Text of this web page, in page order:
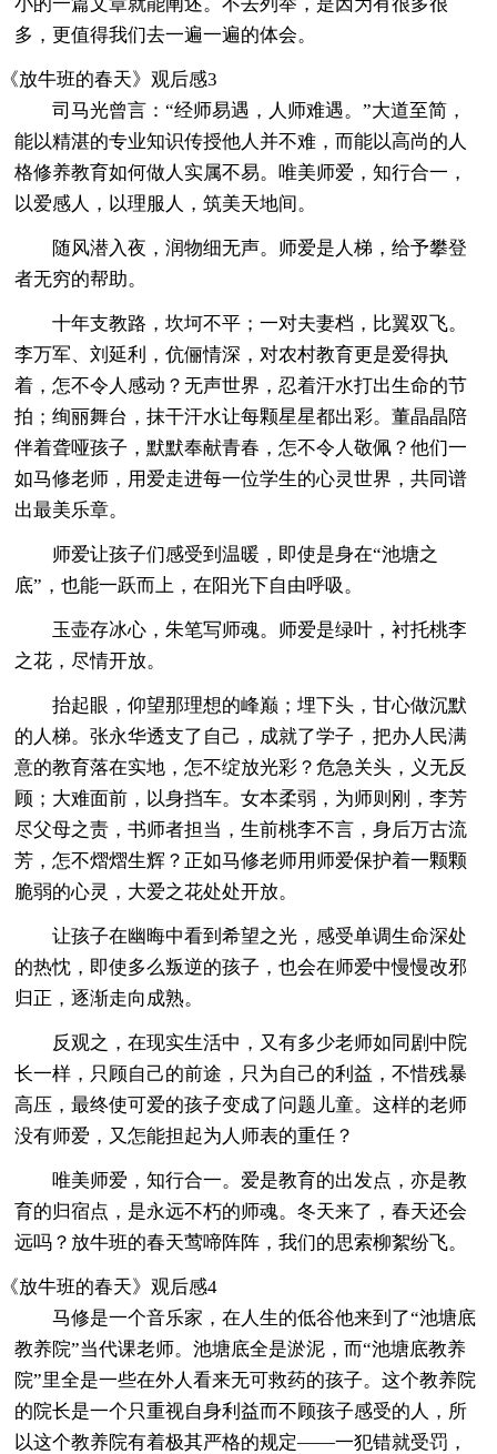
多，更值得我们去一遍一遍的体会。
《放牛班的春天》观后感3
司马光曾言：“经师易遇，人师难遇。”大道至简，
能以精湛的专业知识传授他人并不难，而能以高尚的人
格修养教育如何做人实属不易。唯美师爱，知行合一，
以爱感人，以理服人，筑美天地间。
随风潜入夜，润物细无声。师爱是人梯，给予攀登
者无穷的帮助。
十年支教路，坎坷不平；一对夫妻档，比翼双飞。
李万军、刘延利，伉俪情深，对农村教育更是爱得执
着，怎不令人感动？无声世界，忍着汗水打出生命的节
拍；绚丽舞台，抹干汗水让每颗星星都出彩。董晶晶陪
伴着聋哑孩子，默默奉献青春，怎不令人敬佩？他们一
如马修老师，用爱走进每一位学生的心灵世界，共同谱
出最美乐章。
师爱让孩子们感受到温暖，即使是身在“池塘之
底”，也能一跃而上，在阳光下自由呼吸。
玉壶存冰心，朱笔写师魂。师爱是绿叶，衬托桃李
之花，尽情开放。
抬起眼，仰望那理想的峰巅；埋下头，甘心做沉默
的人梯。张永华透支了自己，成就了学子，把办人民满
意的教育落在实地，怎不绽放光彩？危急关头，义无反
顾；大难面前，以身挡车。女本柔弱，为师则刚，李芳
尽父母之责，书师者担当，生前桃李不言，身后万古流
芳，怎不熠熠生辉？正如马修老师用师爱保护着一颗颗
脆弱的心灵，大爱之花处处开放。
让孩子在幽晦中看到希望之光，感受单调生命深处
的热忱，即使多么叛逆的孩子，也会在师爱中慢慢改邪
归正，逐渐走向成熟。
反观之，在现实生活中，又有多少老师如同剧中院
长一样，只顾自己的前途，只为自己的利益，不惜残暴
高压，最终使可爱的孩子变成了问题儿童。这样的老师
没有师爱，又怎能担起为人师表的重任？
唯美师爱，知行合一。爱是教育的出发点，亦是教
育的归宿点，是永远不朽的师魂。冬天来了，春天还会
远吗？放牛班的春天莺啼阵阵，我们的思索柳絮纷飞。
《放牛班的春天》观后感4
马修是一个音乐家，在人生的低谷他来到了“池塘底
教养院”当代课老师。池塘底全是淤泥，而“池塘底教养
院”里全是一些在外人看来无可救药的孩子。这个教养院
的院长是一个只重视自身利益而不顾孩子感受的人，所
以这个教养院有着极其严格的规定——一犯错就受罚，